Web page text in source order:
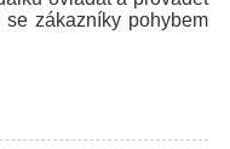
zákazníky pohybem